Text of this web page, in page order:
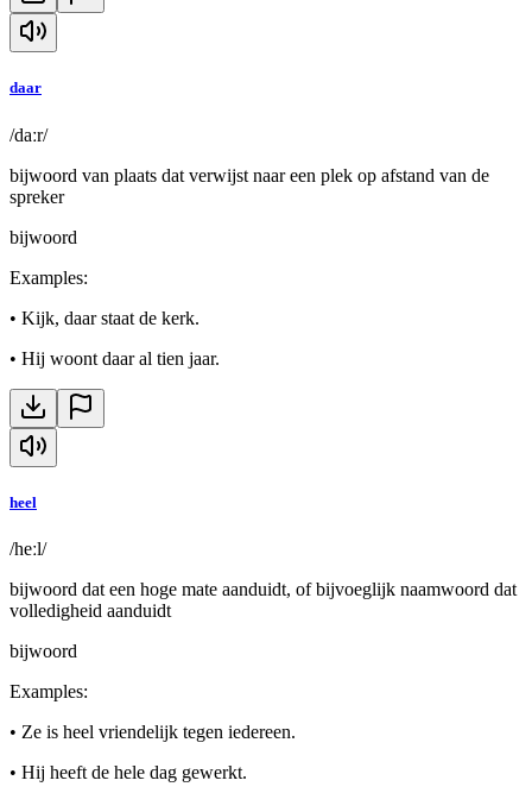
daar
/daːr/
bijwoord van plaats dat verwijst naar een plek op afstand van de
spreker
bijwoord
Examples:
• Kijk, daar staat de kerk.
• Hij woont daar al tien jaar.
heel
/heːl/
bijwoord dat een hoge mate aanduidt, of bijvoeglijk naamwoord dat
volledigheid aanduidt
bijwoord
Examples:
• Ze is heel vriendelijk tegen iedereen.
• Hij heeft de hele dag gewerkt.